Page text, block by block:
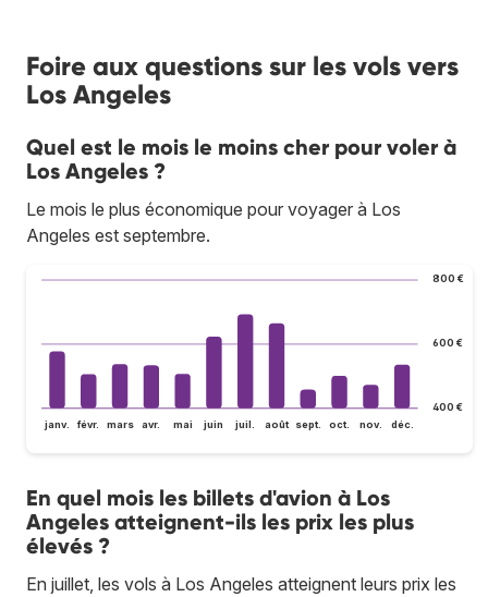
Foire aux questions sur les vols vers
Los Angeles
Quel est le mois le moins cher pour voler à
Los Angeles ?
Le mois le plus économique pour voyager à Los
Angeles est septembre.
400 €
600 €
800 €
janv. févr. mars avr. mai juin juil. août sept. oct. nov. déc.
En quel mois les billets d'avion à Los
Angeles atteignent-ils les prix les plus
élevés ?
En juillet, les vols à Los Angeles atteignent leurs prix les